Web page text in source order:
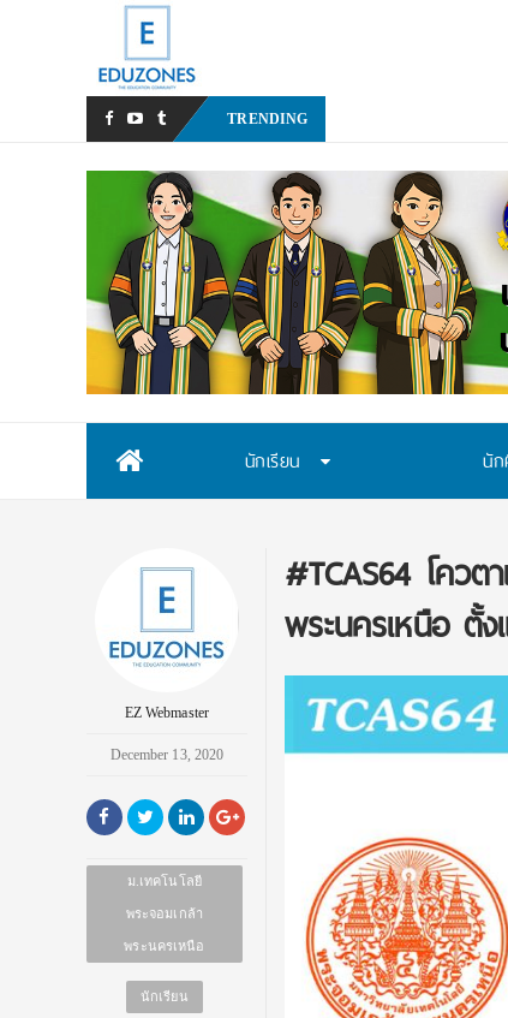
TRENDING
นักเรียน นั
EZ Webmaster
December 13, 2020
ม.เทคโนโลยี
พระจอมเกล้า
พระนครเหนือ
นักเรียน
#TCAS64 โคว
พระนครเหนือ ตั้